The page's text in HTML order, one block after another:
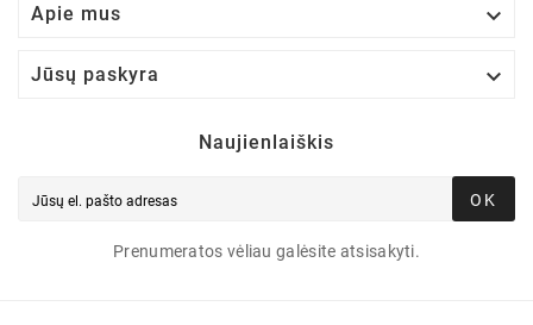
Apie mus 
Jūsų paskyra 
Naujienlaiškis
OK
Prenumeratos vėliau galėsite atsisakyti.